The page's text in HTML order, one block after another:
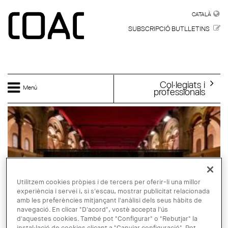
CATALÀ
SUBSCRIPCIÓ BUTLLETINS
Menú Col·legiats i
professionals
Utilitzem cookies pròpies i de tercers per oferir-li una millor
experiència i servei i, si s'escau, mostrar publicitat relacionada
amb les preferències mitjançant l'anàlisi dels seus hàbits de
navegació. En clicar "D'acord", vostè accepta l'ús
d'aquestes cookies. També pot "Configurar" o "Rebutjar" la